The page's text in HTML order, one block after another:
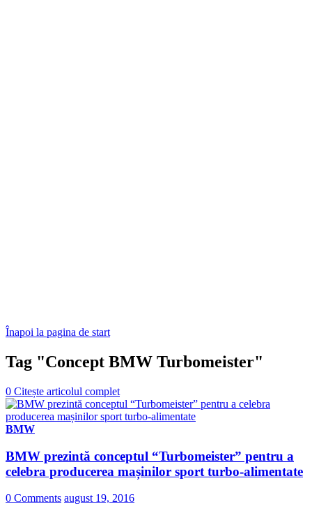
Înapoi la pagina de start
Tag "Concept BMW Turbomeister"
0 Citește articolul complet
BMW
BMW prezintă conceptul “Turbomeister” pentru a
celebra producerea mașinilor sport turbo-alimentate
0 Comments august 19, 2016